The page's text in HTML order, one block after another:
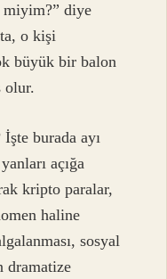
miyim?” diye
o kişi
büyük bir balon
olur.
burada ayı
açığa
kripto paralar,
haline
sosyal
dramatize